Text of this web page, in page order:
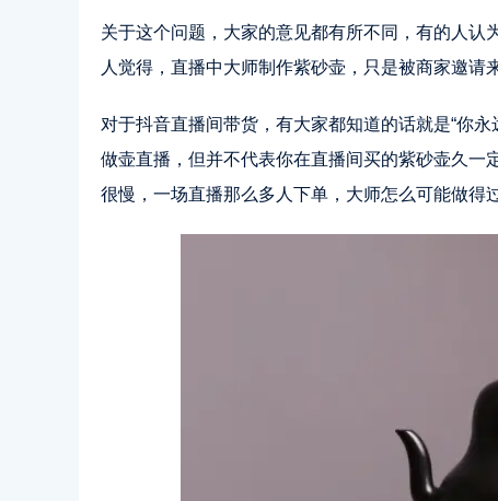
关于这个问题，大家的意见都有所不同，有的人
人觉得，直播中大师制作紫砂壶，只是被商家邀请
对于抖音直播间带货，有大家都知道的话就是“你
做壶直播，但并不代表你在直播间买的紫砂壶久
很慢，一场直播那么多人下单，大师怎么可能做得